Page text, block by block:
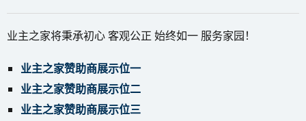
业主之家将秉承初心 客观公正 始终如一 服务家园！
业主之家赞助商展示位一
业主之家赞助商展示位二
业主之家赞助商展示位三